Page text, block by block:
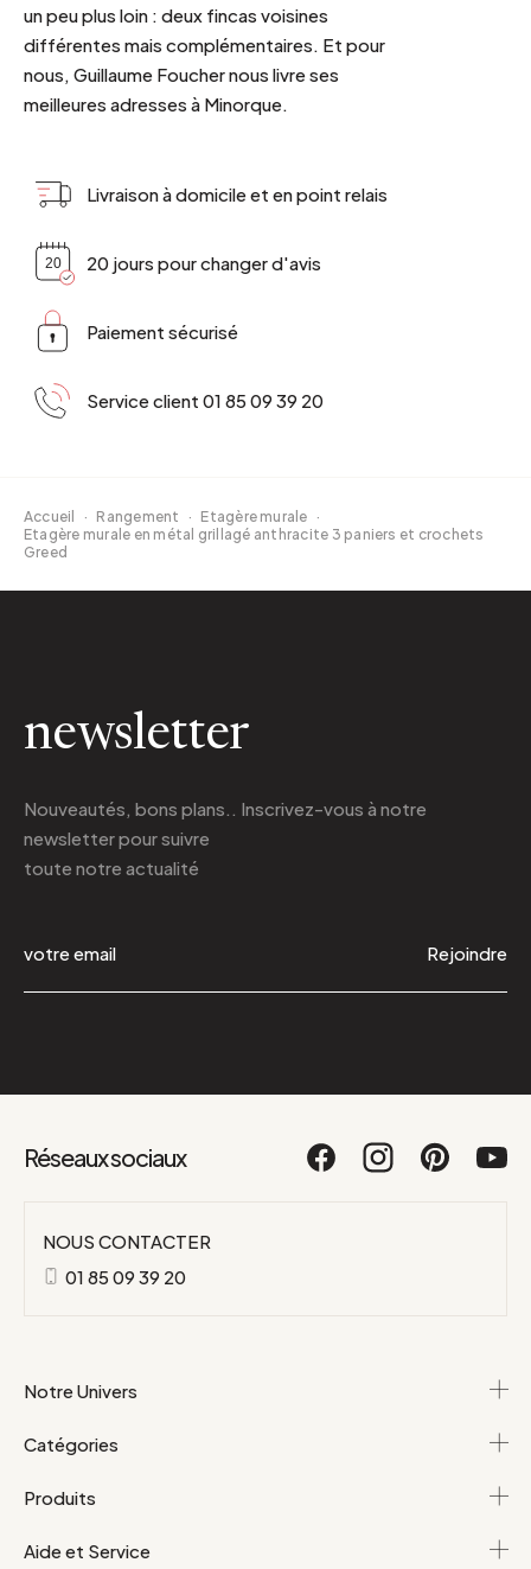
un peu plus loin : deux fincas voisines
différentes mais complémentaires. Et pour
nous, Guillaume Foucher nous livre ses
meilleures adresses à Minorque.
Livraison à domicile et en point relais
20 jours pour changer d'avis
Paiement sécurisé
Service client 01 85 09 39 20
Accueil · Rangement · Etagère murale ·
Etagère murale en métal grillagé anthracite 3 paniers et crochets
Greed
newsletter
Nouveautés, bons plans.. Inscrivez-vous à notre
newsletterpour suivre
toute notre actualité
Rejoindre
Réseaux sociaux
NOUS CONTACTER
01 85 09 39 20
Notre Univers
Catégories
Produits
Aide et Service